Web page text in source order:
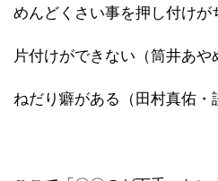
めんどくさい事を押し付けが
片付けができない（筒井あや
ねだり癖がある（田村真佑・